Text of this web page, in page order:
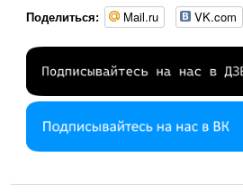
Поделиться: Mail.ru VK.com